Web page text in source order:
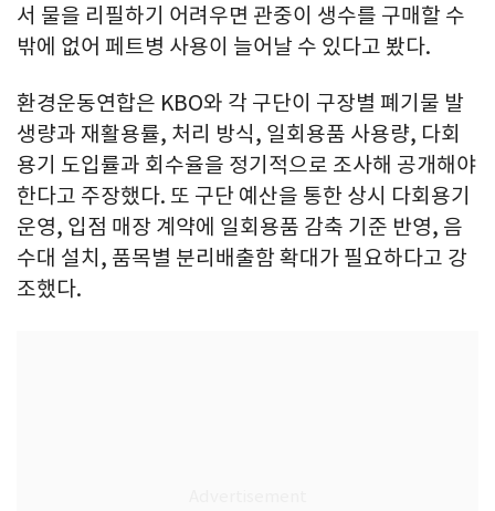
서 물을 리필하기 어려우면 관중이 생수를 구매할 수
밖에 없어 페트병 사용이 늘어날 수 있다고 봤다.
환경운동연합은 KBO와 각 구단이 구장별 폐기물 발
생량과 재활용률, 처리 방식, 일회용품 사용량, 다회
용기 도입률과 회수율을 정기적으로 조사해 공개해야
한다고 주장했다. 또 구단 예산을 통한 상시 다회용기
운영, 입점 매장 계약에 일회용품 감축 기준 반영, 음
수대 설치, 품목별 분리배출함 확대가 필요하다고 강
조했다.